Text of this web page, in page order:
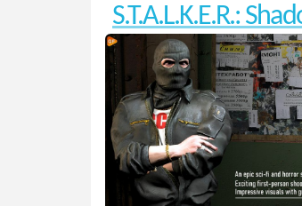
S.T.A.L.K.E.R.: